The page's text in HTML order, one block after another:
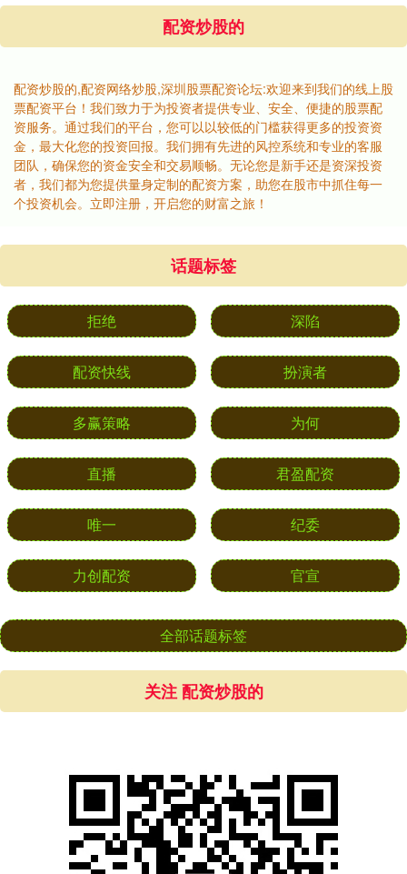
配资炒股的
配资炒股的,配资网络炒股,深圳股票配资论坛:欢迎来到我们的线上股
票配资平台！我们致力于为投资者提供专业、安全、便捷的股票配
资服务。通过我们的平台，您可以以较低的门槛获得更多的投资资
金，最大化您的投资回报。我们拥有先进的风控系统和专业的客服
团队，确保您的资金安全和交易顺畅。无论您是新手还是资深投资
者，我们都为您提供量身定制的配资方案，助您在股市中抓住每一
个投资机会。立即注册，开启您的财富之旅！
话题标签
拒绝 深陷
配资快线 扮演者
多赢策略 为何
直播 君盈配资
唯一 纪委
力创配资 官宣
全部话题标签
关注 配资炒股的